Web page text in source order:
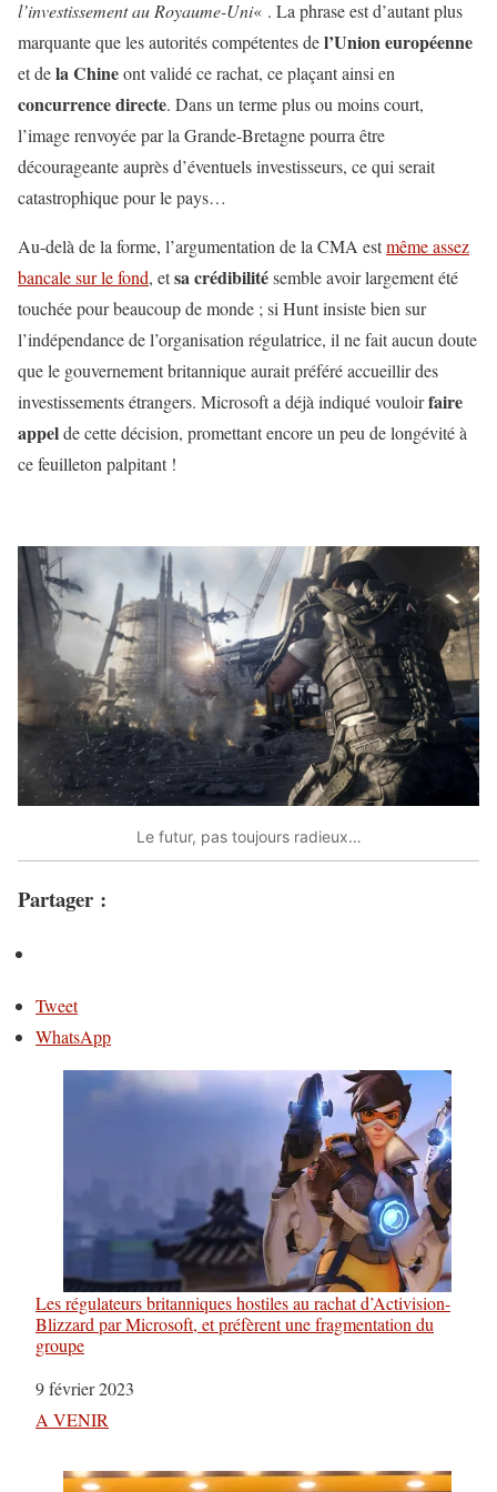
l’investissement au Royaume-Uni« . La phrase est d’autant plus
marquante que les autorités compétentes del’Union européenne
et dela Chineont validé ce rachat, ce plaçant ainsi en
concurrence directe. Dans un terme plus ou moins court,
l’image renvoyée par la Grande-Bretagne pourra être
décourageante auprès d’éventuels investisseurs, ce qui serait
catastrophique pour le pays…
Au-delà de la forme, l’argumentation de la CMA estmême assez
bancale sur le fond, etsa crédibilitésemble avoir largement été
touchée pour beaucoup de monde ; si Hunt insiste bien sur
l’indépendance de l’organisation régulatrice, il ne fait aucun doute
que le gouvernement britannique aurait préféré accueillir des
investissements étrangers. Microsoft a déjà indiqué vouloirfaire
appelde cette décision, promettant encore un peu de longévité à
ce feuilleton palpitant !
Le futur, pas toujours radieux…
Partager :
Tweet
WhatsApp
Les régulateurs britanniques hostiles au rachat d’Activision-
Blizzard par Microsoft, et préfèrent une fragmentation du
groupe
Date
9 février 2023
Par rapport à
A VENIR